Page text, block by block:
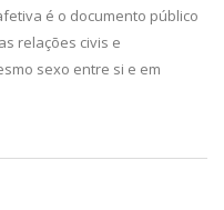
é o documento público
relações civis e
sexo entre si e em